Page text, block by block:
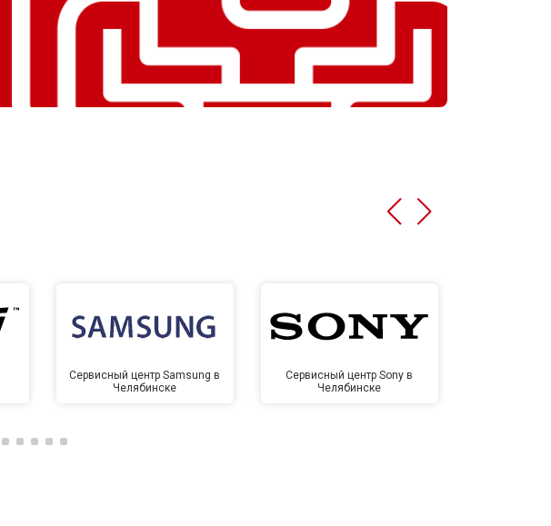
Сервисный центр Samsung в
Челябинске
Сервисный центр Sony в
Челябинске